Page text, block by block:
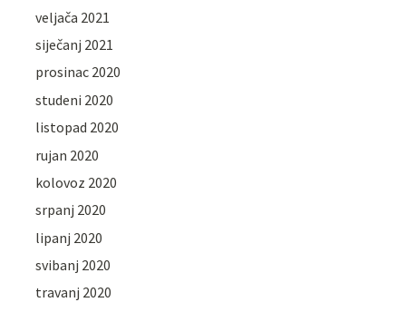
veljača 2021
siječanj 2021
prosinac 2020
studeni 2020
listopad 2020
rujan 2020
kolovoz 2020
srpanj 2020
lipanj 2020
svibanj 2020
travanj 2020